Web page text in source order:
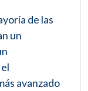
de las
un
avanzado